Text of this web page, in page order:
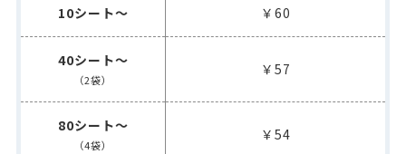
10シート～ ￥60
40シート～
（2袋）
￥57
80シート～
（4袋）
￥54